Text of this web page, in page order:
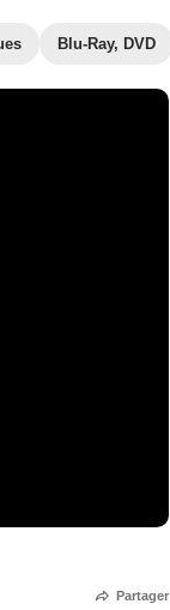
Blu-Ray, DVD
Partager